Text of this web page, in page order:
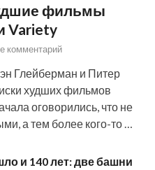
фильмы
Variety
комментарий
Глейберман и Питер
худших фильмов
оговорились, что не
а тем более кого-то …
и 140 лет: две башни